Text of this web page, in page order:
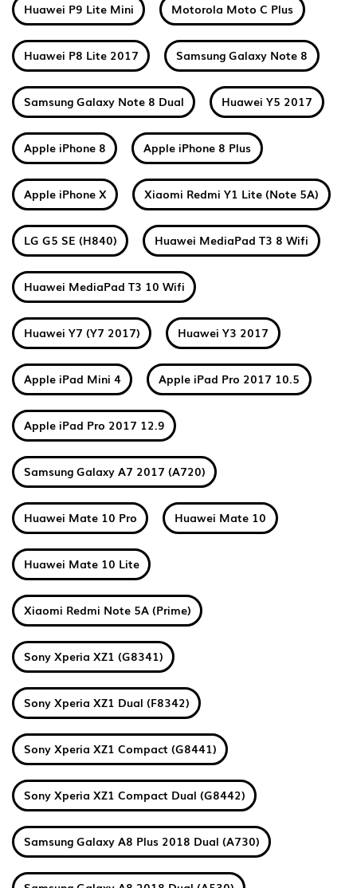
Huawei P9 Lite Mini Motorola Moto C Plus
Huawei P8 Lite 2017 Samsung Galaxy Note 8
Samsung Galaxy Note 8 Dual Huawei Y5 2017
Apple iPhone 8 Apple iPhone 8 Plus
Apple iPhone X Xiaomi Redmi Y1 Lite (Note 5A)
LG G5 SE (H840) Huawei MediaPad T3 8 Wifi
Huawei MediaPad T3 10 Wifi
Huawei Y7 (Y7 2017) Huawei Y3 2017
Apple iPad Mini 4 Apple iPad Pro 2017 10.5
Apple iPad Pro 2017 12.9
Samsung Galaxy A7 2017 (A720)
Huawei Mate 10 Pro Huawei Mate 10
Huawei Mate 10 Lite
Xiaomi Redmi Note 5A (Prime)
Sony Xperia XZ1 (G8341)
Sony Xperia XZ1 Dual (F8342)
Sony Xperia XZ1 Compact (G8441)
Sony Xperia XZ1 Compact Dual (G8442)
Samsung Galaxy A8 Plus 2018 Dual (A730)